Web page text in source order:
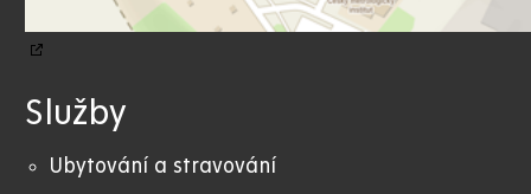
Služby
Ubytování a stravování